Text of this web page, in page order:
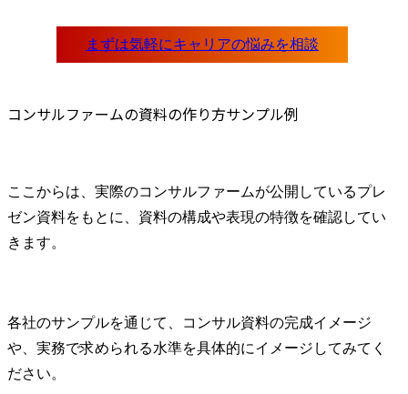
コンサルファームの資料の作り方サンプル例
ここからは、実際のコンサルファームが公開しているプレ
ゼン資料をもとに、資料の構成や表現の特徴を確認してい
きます。
各社のサンプルを通じて、コンサル資料の完成イメージ
や、実務で求められる水準を具体的にイメージしてみてく
ださい。